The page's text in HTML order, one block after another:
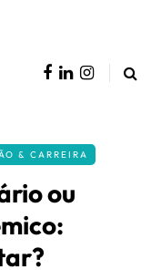
& CARREIRA
ou